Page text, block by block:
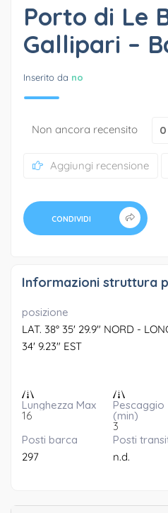
Porto di Le
Gallipari –
Inserito da no
Non ancora recensito 0
Aggiungi recensione
CONDIVIDI
Informazioni struttura
posizione
LAT. 38° 35' 29.9" NORD -
34' 9.23" EST
Lunghezza Max
16
Pescaggio
(min)
3
Posti barca
297
Posti
n.d.